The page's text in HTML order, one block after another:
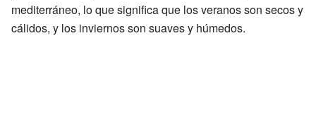
mediterráneo, lo que significa que los veranos son secos y
cálidos, y los inviernos son suaves y húmedos.